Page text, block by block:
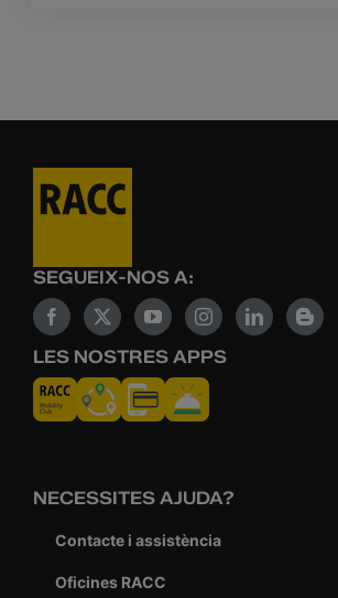
SEGUEIX-NOS A:
LES NOSTRES APPS
NECESSITES AJUDA?
Contacte i assistència
Oficines RACC